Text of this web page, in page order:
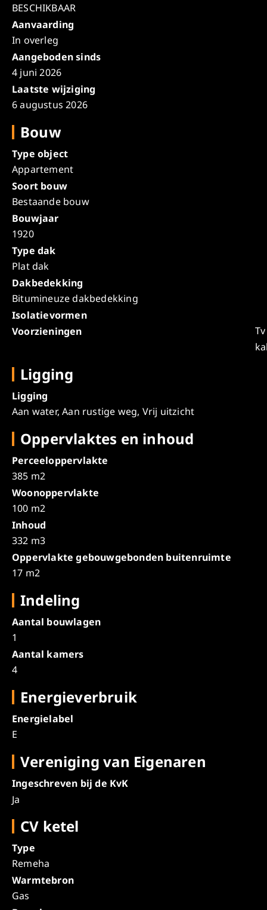
BESCHIKBAAR
Aanvaarding
In overleg
Aangeboden sinds
4 juni 2026
Laatste wijziging
6 augustus 2026
Bouw
Type object
Appartement
Soort bouw
Bestaande bouw
Bouwjaar
1920
Type dak
Plat dak
Dakbedekking
Bitumineuze dakbedekking
Isolatievormen
Voorzieningen
Tv
Ligging
Ligging
Aan water, Aan rustige weg, Vrij uitzicht
Oppervlaktes en inhoud
Perceeloppervlakte
385 m2
Woonoppervlakte
100 m2
Inhoud
332 m3
Oppervlakte gebouwgebonden buitenruimte
17 m2
Indeling
Aantal bouwlagen
1
Aantal kamers
4
Energieverbruik
Energielabel
E
Vereniging van Eigenaren
Ingeschreven bij de KvK
Ja
CV ketel
Type
Remeha
Warmtebron
Gas